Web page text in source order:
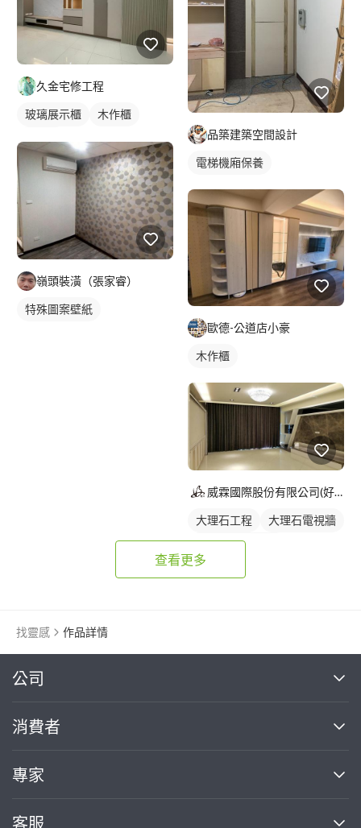
久金宅修工程
玻璃展示櫃
木作櫃
嶺頭裝潢（張家睿）
特殊圖案壁紙
品築建築空間設計
電梯機廂保養
歐德-公道店小豪
木作櫃
威霖國際股份有限公司(好設計)
大理石工程
大理石電視牆
石材牆面/電視牆
間接照明
查看更多
找靈感 作品詳情
公司
關於我們
部落格
加入我們
消費者
買服務
專家
案件中心
客服
繼續完成